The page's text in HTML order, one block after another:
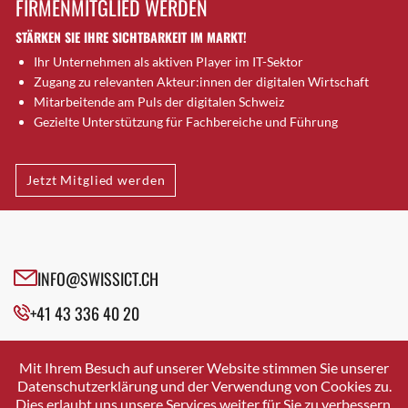
Brugg AG
Brütten
Bubendorf
Bubikon
Buchs (SG)
Bäretswil
Bülach
Cazis
Crissier
Davos Platz
Dierikon
Dietikon
FIRMENMITGLIED WERDEN
STÄRKEN SIE IHRE SICHTBARKEIT IM MARKT!
Ihr Unternehmen als aktiven Player im IT-Sektor
Zugang zu relevanten Akteur:innen der digitalen Wirtschaft
Mitarbeitende am Puls der digitalen Schweiz
Gezielte Unterstützung für Fachbereiche und Führung
Jetzt Mitglied werden
INFO@SWISSICT.CH
+41 43 336 40 20
SWISSICT
VULKANSTRASSE 120
8048 ZURICH
Mit Ihrem Besuch auf unserer Website stimmen Sie unserer
Datenschutzerklärung und der Verwendung von Cookies zu.
Dies erlaubt uns unsere Services weiter für Sie zu verbessern.